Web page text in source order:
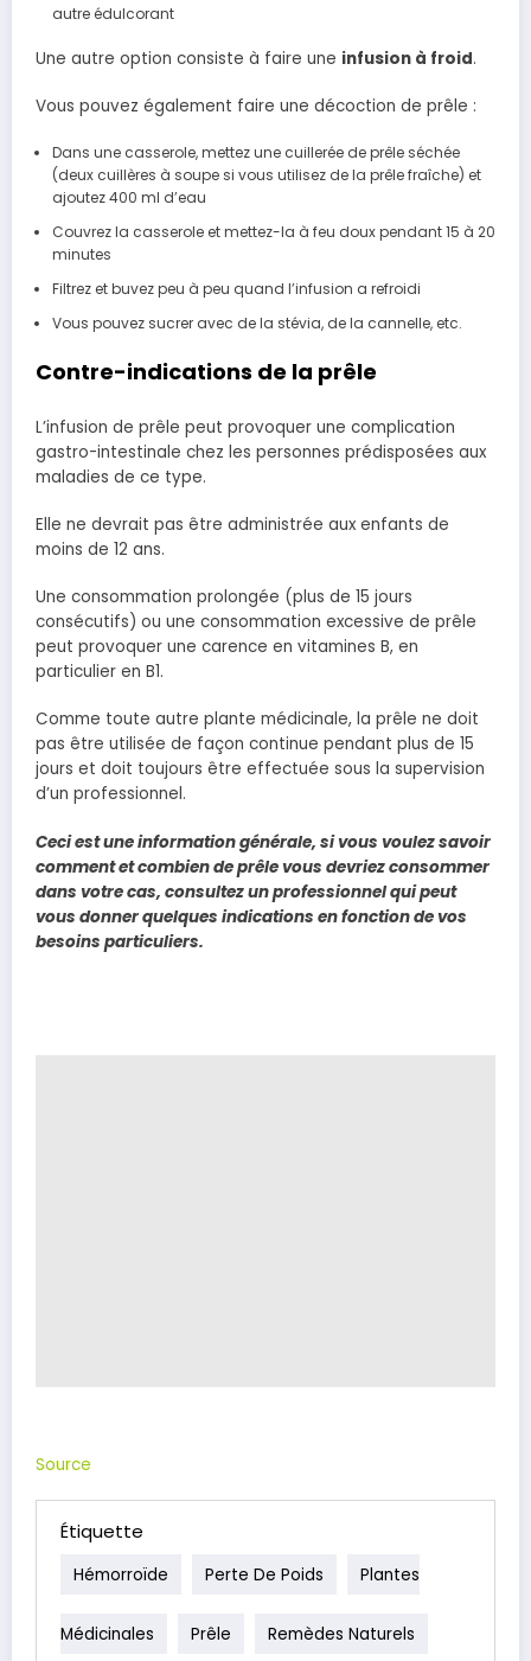
autre édulcorant
Une autre option consiste à faire une infusion à froid.
Vous pouvez également faire une décoction de prêle :
Dans une casserole, mettez une cuillerée de prêle séchée
(deux cuillères à soupe si vous utilisez de la prêle fraîche) et
ajoutez 400 ml d’eau
Couvrez la casserole et mettez-la à feu doux pendant 15 à 20
minutes
Filtrez et buvez peu à peu quand l’infusion a refroidi
Vous pouvez sucrer avec de la stévia, de la cannelle, etc.
Contre-indications de la prêle
L’infusion de prêle peut provoquer une complication
gastro-intestinale chez les personnes prédisposées aux
maladies de ce type.
Elle ne devrait pas être administrée aux enfants de
moins de 12 ans.
Une consommation prolongée (plus de 15 jours
consécutifs) ou une consommation excessive de prêle
peut provoquer une carence en vitamines B, en
particulier en B1.
Comme toute autre plante médicinale, la prêle ne doit
pas être utilisée de façon continue pendant plus de 15
jours et doit toujours être effectuée sous la supervision
d’un professionnel.
Ceci est une information générale, si vous voulez savoir
comment et combien de prêle vous devriez consommer
dans votre cas, consultez un professionnel qui peut
vous donner quelques indications en fonction de vos
besoins particuliers.
Source
Étiquette
Hémorroïde Perte De Poids Plantes
Médicinales Prêle Remèdes Naturels